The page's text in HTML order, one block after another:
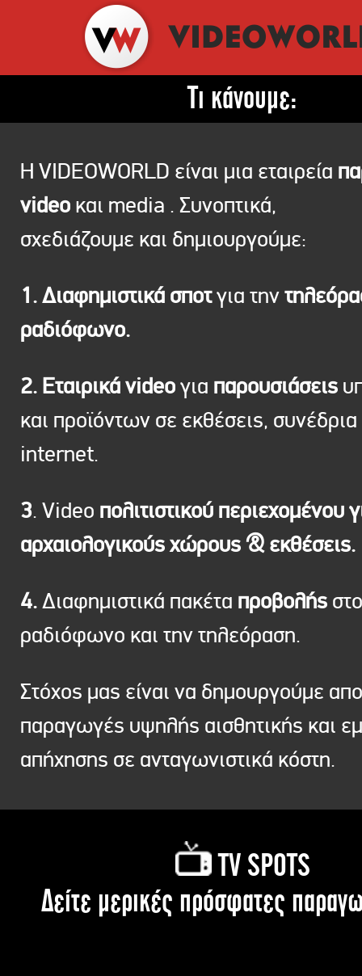
Τι κάνουμε:
Η VIDEOWORLD είναι μια εταιρεία
video και media . Συνοπτικά,
σχεδιάζουμε και δημιουργούμε:
1. Διαφημιστικά σποτγια την
ραδιόφωνο.
2. Εταιρικά videoγια παρουσιάσεις
και προϊόντων σε εκθέσεις, συνέδρια
internet.
3. Video πολιτιστικού περιεχομένου
αρχαιολογικούς χώρους & εκθέσεις.
4.Διαφημιστικά πακέτα προβολής στο
ραδιόφωνο και την τηλεόραση.
Στόχος μας είναι να δημουργούμε
παραγωγές υψηλής αισθητικής και
απήχησης σε ανταγωνιστικά κόστη.
TV SPOTS
Δείτε μερικές πρόσφατες